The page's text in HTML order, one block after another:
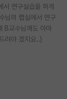
연구실습을 하게
님의 랩실에서 연구
B교수님께도 아마
려야 겠지요..)